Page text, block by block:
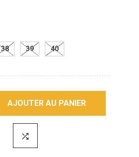
38 39 40
AJOUTER AU PANIER